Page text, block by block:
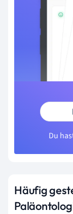
Du
Häufig